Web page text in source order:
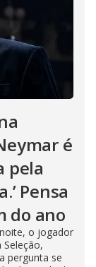
é
pela
Pensa
do ano
o jogador
pergunta se